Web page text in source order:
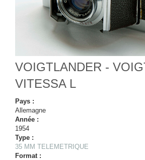
VOIGTLANDER -
VITESSA L
Pays :
Allemagne
Année :
1954
Type :
35 MM TELEMETRIQUE
Format :